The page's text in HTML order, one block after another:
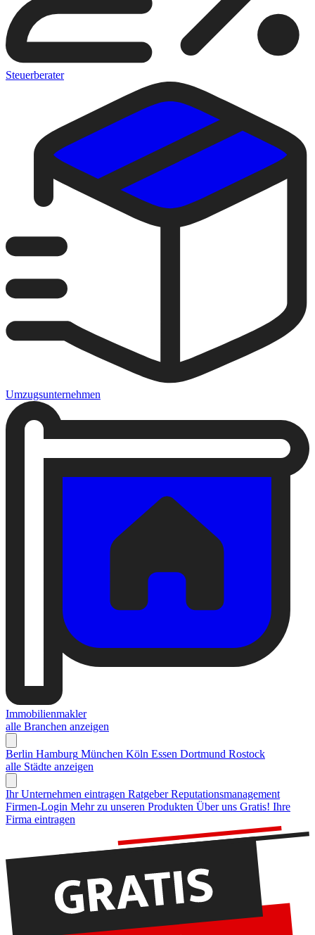
Steuerberater
Umzugsunternehmen
Immobilienmakler
alle Branchen anzeigen
Berlin Hamburg München Köln Essen Dortmund Rostock
alle Städte anzeigen
Ihr Unternehmen eintragen Ratgeber Reputationsmanagement
Firmen-Login Mehr zu unseren Produkten Über uns Gratis! Ihre
Firma eintragen